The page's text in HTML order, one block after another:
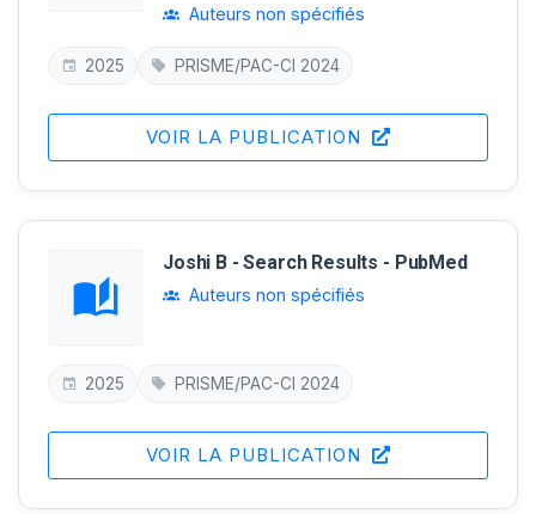
Auteurs non spécifiés
2025 PRISME/PAC-CI 2024
VOIR LA PUBLICATION
Joshi B - Search Results - PubMed
Auteurs non spécifiés
2025 PRISME/PAC-CI 2024
VOIR LA PUBLICATION